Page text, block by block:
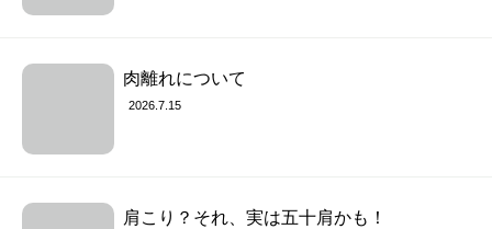
肉離れについて
2026.7.15
肩こり？それ、実は五十肩かも！